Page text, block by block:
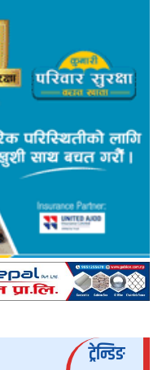
ट्रेन्डिङ